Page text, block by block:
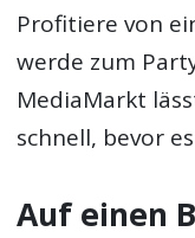
Profitiere von
werde zum
MediaMarkt
schnell, bevor
Auf einen